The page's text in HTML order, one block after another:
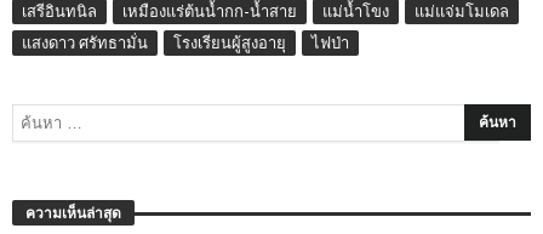
เสรีอินทนิล
เหมืองแร่ต้นน้ำกก-น้ำสาย แม่น้ำโขง
แม่แจ่มโมเดล
แสงดาว ศรัทธามั่น
โรงเรียนผู้สูงอายุ ไฟป่า
ความเห็นล่าสุด